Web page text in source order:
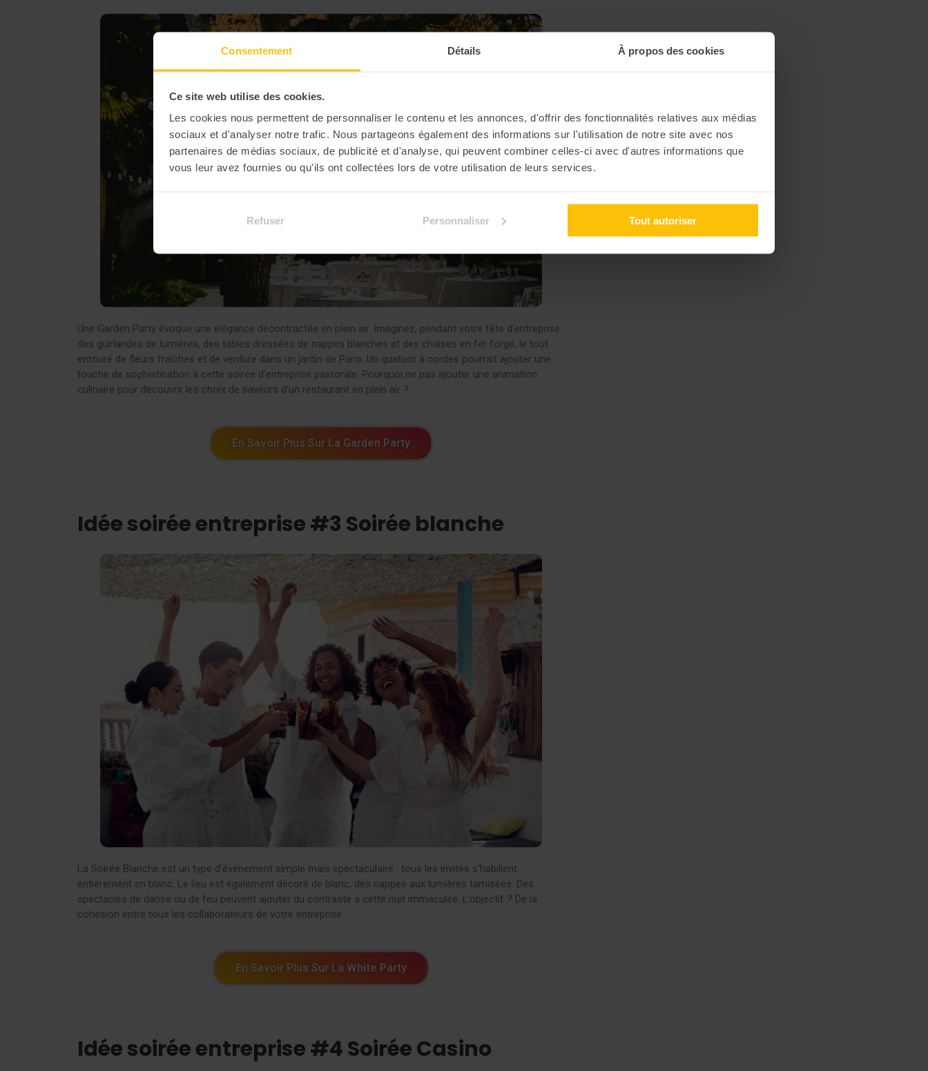
Consentement Détails À propos des cookies
Ce site web utilise des cookies.
Les cookies nous permettent de personnaliser le contenu et les annonces, d'offrir des fonctionnalités relatives aux médias
sociaux et d'analyser notre trafic. Nous partageons également des informations sur l'utilisation de notre site avec nos
partenaires de médias sociaux, de publicité et d'analyse, qui peuvent combiner celles-ci avec d'autres informations que
vous leur avez fournies ou qu'ils ont collectées lors de votre utilisation de leurs services.
Refuser Personnaliser Tout autoriser
Une Garden Party évoque une élégance décontractée en plein air. Imaginez, pendant votre fête d’entreprise
des guirlandes de lumières, des tables dressées de nappes blanches et des chaises en fer forgé, le tout
entouré de fleurs fraîches et de verdure dans un jardin de Paris. Un quatuor à cordes pourrait ajouter une
touche de sophistication à cette soirée d’entreprise pastorale. Pourquoi ne pas ajouter une animation
culinaire pour découvrir les choix de saveurs d’un restaurant en plein air ?
En Savoir Plus Sur La Garden Party
Idée soirée entreprise #3 Soirée blanche
La Soirée Blanche est un type d’événement simple mais spectaculaire : tous les invités s’habillent
entièrement en blanc. Le lieu est également décoré de blanc, des nappes aux lumières tamisées. Des
spectacles de danse ou de feu peuvent ajouter du contraste à cette nuit immaculée. L’objectif ? De la
cohésion entre tous les collaborateurs de votre entreprise.
En Savoir Plus Sur La White Party
Idée soirée entreprise #4 Soirée Casino